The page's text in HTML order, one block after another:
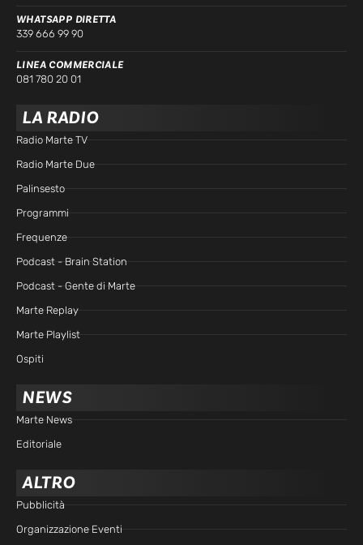
WHATSAPP DIRETTA
339 666 99 90
LINEA COMMERCIALE
081 780 20 01
LA RADIO
Radio Marte TV
Radio Marte Due
Palinsesto
Programmi
Frequenze
Podcast - Brain Station
Podcast - Gente di Marte
Marte Replay
Marte Playlist
Ospiti
NEWS
Marte News
Editoriale
ALTRO
Pubblicità
Organizzazione Eventi